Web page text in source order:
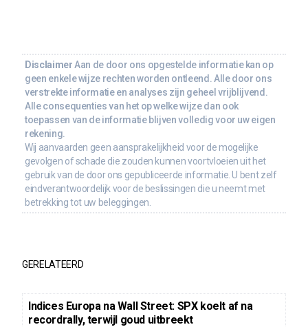
Disclaimer Aan de door ons opgestelde informatie kan op
geen enkele wijze rechten worden ontleend. Alle door ons
verstrekte informatie en analyses zijn geheel vrijblijvend.
Alle consequenties van het op welke wijze dan ook
toepassen van de informatie blijven volledig voor uw eigen
rekening.
Wij aanvaarden geen aansprakelijkheid voor de mogelijke
gevolgen of schade die zouden kunnen voortvloeien uit het
gebruik van de door ons gepubliceerde informatie. U bent zelf
eindverantwoordelijk voor de beslissingen die u neemt met
betrekking tot uw beleggingen.
GERELATEERD
Indices Europa na Wall Street: SPX koelt af na
recordrally, terwijl goud uitbreekt